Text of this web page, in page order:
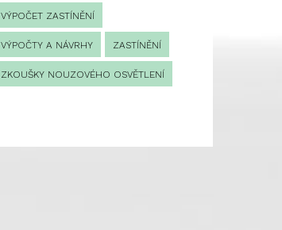
VÝPOČET ZASTÍNĚNÍ
VÝPOČTY A NÁVRHY ZASTÍNĚNÍ
ZKOUŠKY NOUZOVÉHO OSVĚTLENÍ